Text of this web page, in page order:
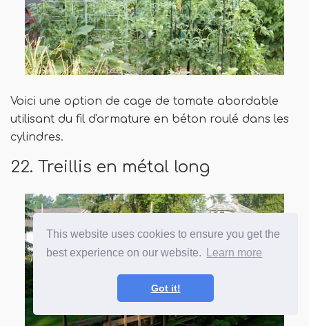
This website uses cookies to ensure you get the
best experience on our website.
Learn more
Got it!
Voici une option de cage de tomate abordable
utilisant du fil d'armature en béton roulé dans les
cylindres.
22. Treillis en métal long